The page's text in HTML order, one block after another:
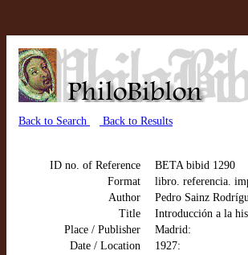
Back to Search Back to Results
ID no. of Reference
BETA bibid 1290
Format
libro. referencia.
Author
Pedro Sainz
Title
Introducción a la
Place / Publisher
Madrid:
Date / Location
1927: